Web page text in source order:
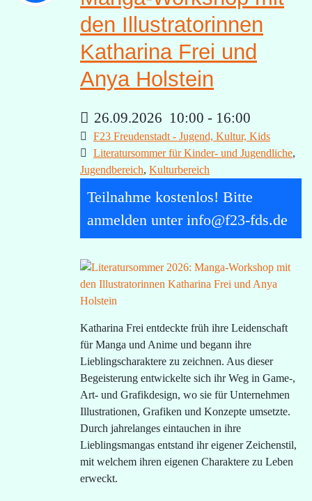
den Illustratorinnen
Katharina Frei und
Anya Holstein
26.09.2026 10:00 - 16:00
F23 Freudenstadt - Jugend, Kultur, Kids
Literatursommer für Kinder- und Jugendliche,
Jugendbereich, Kulturbereich
Teilnahme kostenlos! Bitte
anmelden unter info@f23-fds.de
Katharina Frei entdeckte früh ihre Leidenschaft
für Manga und Anime und begann ihre
Lieblingscharaktere zu zeichnen. Aus dieser
Begeisterung entwickelte sich ihr Weg in Game-,
Art- und Grafikdesign, wo sie für Unternehmen
Illustrationen, Grafiken und Konzepte umsetzte.
Durch jahrelanges eintauchen in ihre
Lieblingsmangas entstand ihr eigener Zeichenstil,
mit welchem ihren eigenen Charaktere zu Leben
erweckt.